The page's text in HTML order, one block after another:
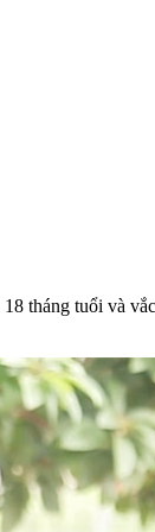
tháng tuổi và